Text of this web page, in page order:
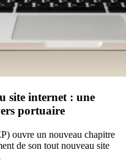
site internet : une
portuaire
ouvre un nouveau chapitre
de son tout nouveau site